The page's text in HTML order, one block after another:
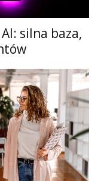
silna baza,